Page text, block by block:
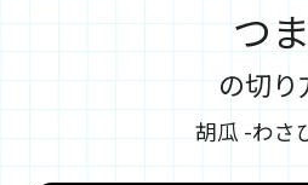
つま
の切り
胡瓜 -わさ